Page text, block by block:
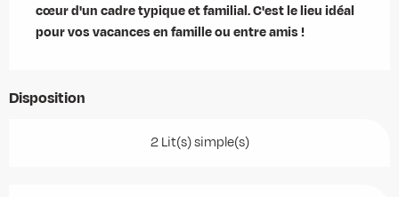
cœur d'un cadre typique et familial. C'est le lieu idéal
pour vos vacances en famille ou entre amis !
Disposition
2 Lit(s) simple(s)